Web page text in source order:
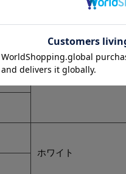
ライムグリーン
ホワイト